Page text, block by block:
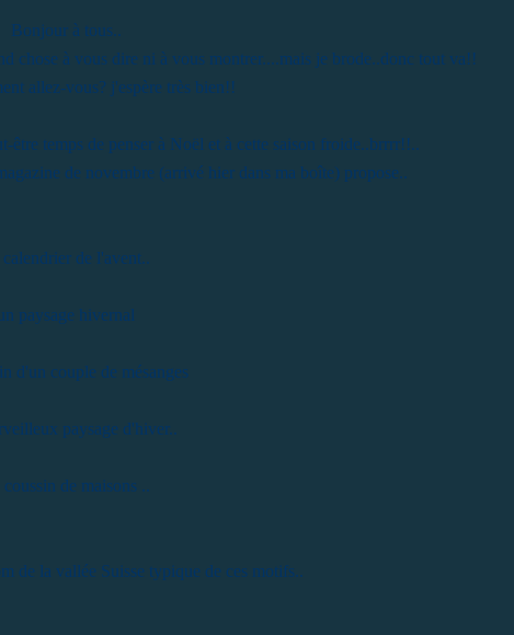
Bonjour à tous..
chose à vous dire ni à vous montrer....mais je brode..donc tout va!!
allez-vous? j'espère très bien!!
être temps de penser à Noël et à cette saison froide..brrrr!!..
de novembre (arrivé hier dans ma boîte) propose..
calendrier de l'avent..
paysage hivernal
d'un couple de mésanges
paysage d'hiver..
coussin de maisons ..
de la vallée Suisse typique de ces motifs..